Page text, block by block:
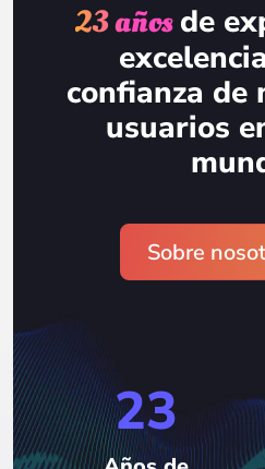
23 añosde
confianza de
usuarios
Sobre
23